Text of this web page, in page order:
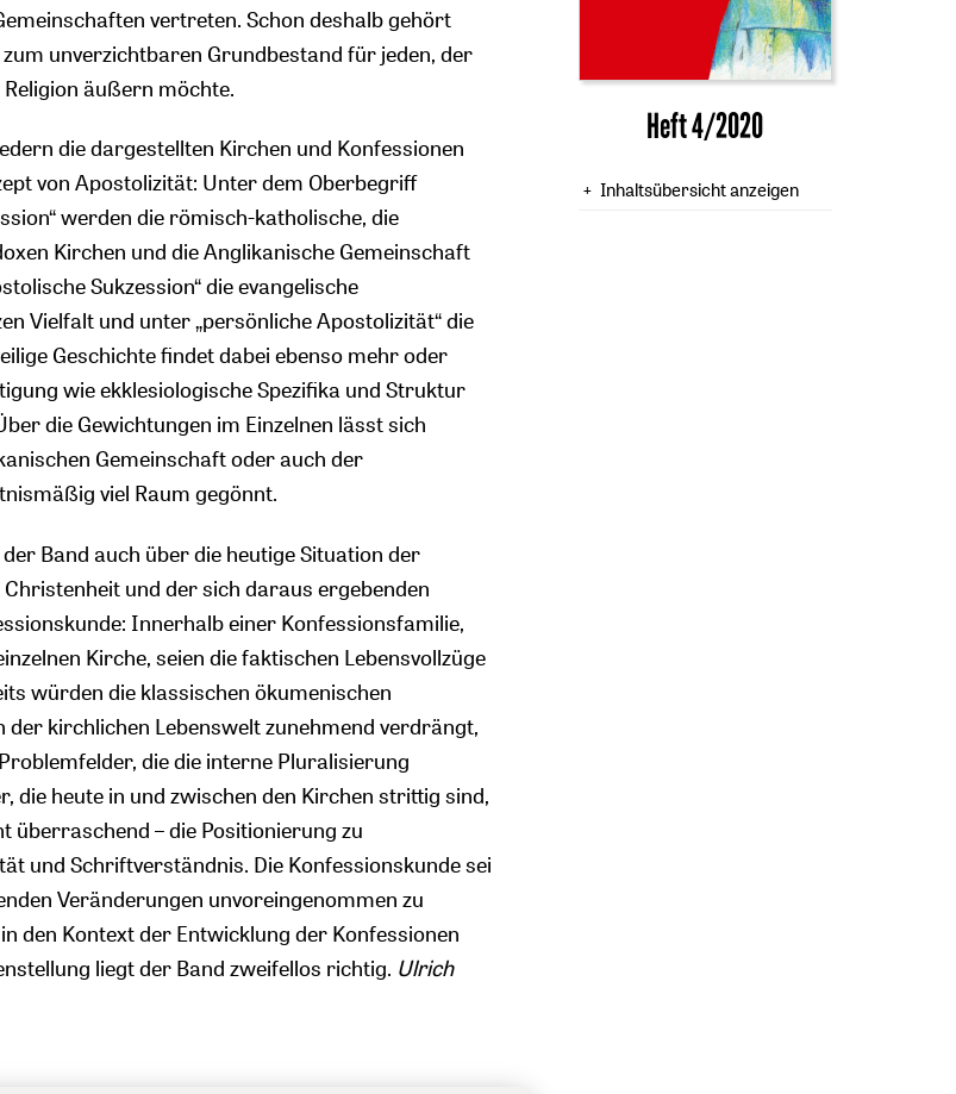
vertreten. Schon deshalb gehört
unverzichtbaren Grundbestand für jeden, der
äußern möchte.
die dargestellten Kirchen und Konfessionen
von Apostolizität: Unter dem Oberbegriff
werden die römisch-katholische, die
Kirchen und die Anglikanische Gemeinschaft
Sukzession“ die evangelische
Vielfalt und unter „persönliche Apostolizität“ die
Geschichte findet dabei ebenso mehr oder
wie ekklesiologische Spezifika und Struktur
die Gewichtungen im Einzelnen lässt sich
Gemeinschaft oder auch der
viel Raum gegönnt.
Band auch über die heutige Situation der
und der sich daraus ergebenden
Innerhalb einer Konfessionsfamilie,
Kirche, seien die faktischen Lebensvollzüge
würden die klassischen ökumenischen
kirchlichen Lebenswelt zunehmend verdrängt,
die die interne Pluralisierung
die heute in und zwischen den Kirchen strittig sind,
überraschend – die Positionierung zu
und Schriftverständnis. Die Konfessionskunde sei
Veränderungen unvoreingenommen zu
den Kontext der Entwicklung der Konfessionen
liegt der Band zweifellos richtig. Ulrich
Heft 4/2020
Inhaltsübersicht anzeigen